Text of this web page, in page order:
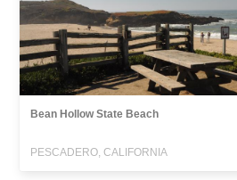
Bean Hollow State Beach
PESCADERO, CALIFORNIA